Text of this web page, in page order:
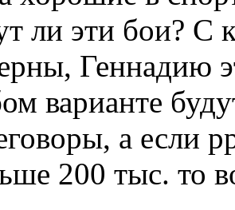
ли эти бои? С
Геннадию
варианте
а если
200 тыс. то